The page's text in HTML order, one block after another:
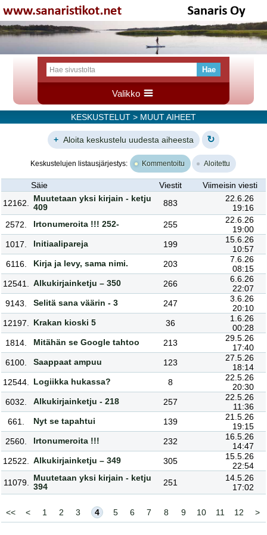
Valikko
KESKUSTELUT > MUUT AIHEET
+ Aloita keskustelu uudesta aiheesta ↻
Keskustelujen listausjärjestys: Kommentoitu Aloitettu
Säie Viestit
Viimeisin viesti
12162.
Muutetaan yksi kirjain - ketju
409
883
22.6.26
19:16
2572.
Irtonumeroita !!! 252- 255
22.6.26
19:00
1017.
Initiaalipareja 199
15.6.26
10:57
6116.
Kirja ja levy, sama nimi. 203
7.6.26
08:15
12541.
Alkukirjainketju – 350 266
6.6.26
22:07
9143.
Selitä sana väärin - 3 247
3.6.26
20:10
12197.
Krakan kioski 5 36
1.6.26
00:28
1814.
Mitähän se Google tahtoo 213
29.5.26
17:40
6100.
Saappaat ampuu 123
27.5.26
18:14
12544.
Logiikka hukassa? 8
22.5.26
20:30
6032.
Alkukirjainketju - 218 257
22.5.26
11:36
661.
Nyt se tapahtui 139
21.5.26
19:15
2560.
Irtonumeroita !!! 232
16.5.26
14:47
12522.
Alkukirjainketju – 349 305
15.5.26
22:54
11079.
Muutetaan yksi kirjain - ketju
394
251
14.5.26
17:02
<< < 1 2 3 4 5 6 7 8 9 10 11 12 >